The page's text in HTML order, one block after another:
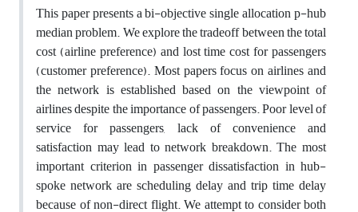
This paper presents a bi-objective single allocation p-hub
median problem. We explore the tradeoff between the total
cost (airline preference) and lost time cost for passengers
(customer preference). Most papers focus on airlines and
the network is established based on the viewpoint of
airlines despite the importance of passengers. Poor level of
service for passengers, lack of convenience and
satisfaction may lead to network breakdown. The most
important criterion in passenger dissatisfaction in hub-
spoke network are scheduling delay and trip time delay
because of non-direct flight. We attempt to consider both